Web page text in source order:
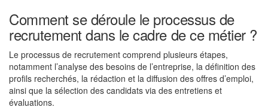
Comment se déroule le processus de
recrutement dans le cadre de ce métier ?
Le processus de recrutement comprend plusieurs étapes,
notamment l’analyse des besoins de l’entreprise, la définition des
profils recherchés, la rédaction et la diffusion des offres d’emploi,
ainsi que la sélection des candidats via des entretiens et
évaluations.